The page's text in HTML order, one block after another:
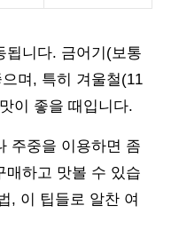
됩니다. 금어기(보통
며, 특히 겨울철(11
이 좋을 때입니다.
주중을 이용하면 좀
매하고 맛볼 수 있습
, 이 팁들로 알찬 여